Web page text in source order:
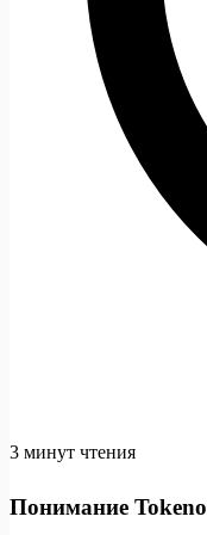
3 минут чтения
Понимание